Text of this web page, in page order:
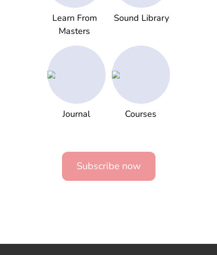
Learn From
Masters
Sound Library
Journal Courses
Subscribe now